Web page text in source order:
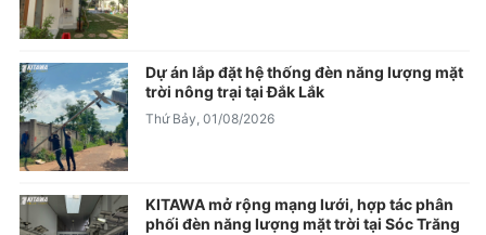
Dự án lắp đặt hệ thống đèn năng lượng mặt
trời nông trại tại Đắk Lắk
Thứ Bảy, 01/08/2026
KITAWA mở rộng mạng lưới, hợp tác phân
phối đèn năng lượng mặt trời tại Sóc Trăng